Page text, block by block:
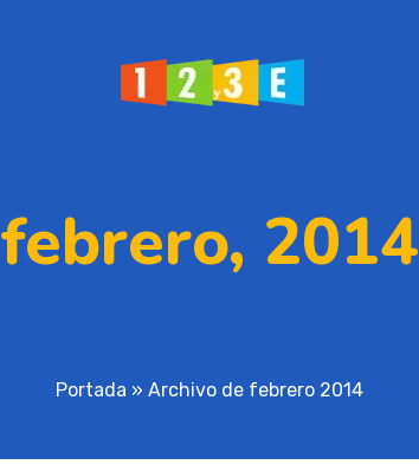
febrero, 2014
Portada » Archivo de febrero 2014